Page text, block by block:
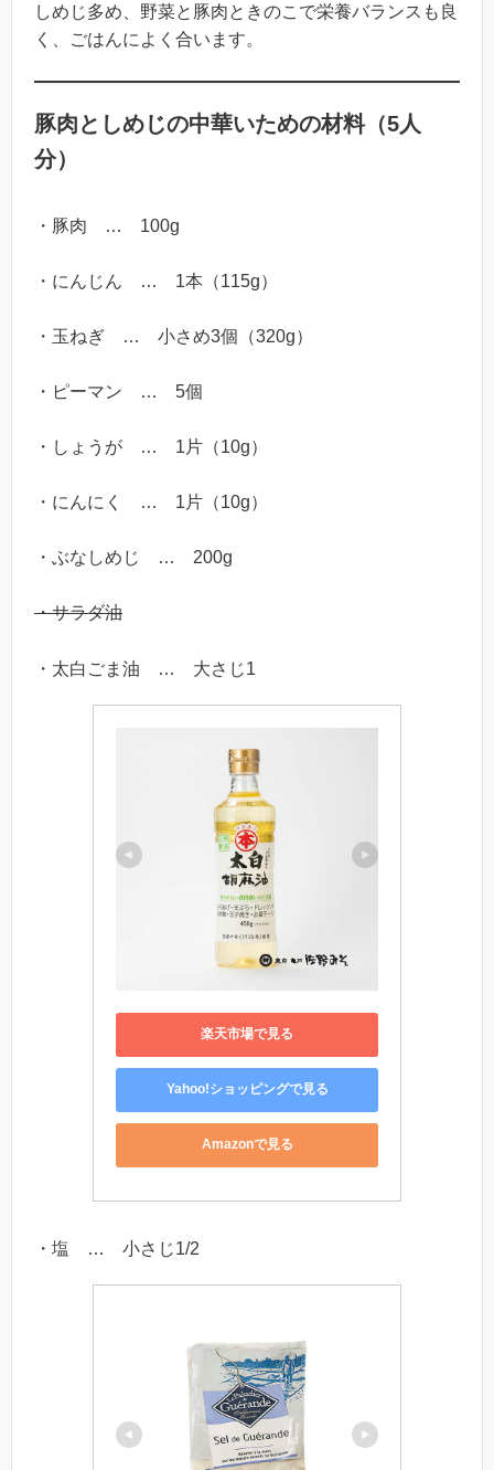
しめじ多め、野菜と豚肉ときのこで栄養バランスも良
く、ごはんによく合います。
豚肉としめじの中華いための材料（5人
分）
・豚肉 … 100g
・にんじん … 1本（115g）
・玉ねぎ … 小さめ3個（320g）
・ピーマン … 5個
・しょうが … 1片（10g）
・にんにく … 1片（10g）
・ぶなしめじ … 200g
・サラダ油
・太白ごま油 … 大さじ1
楽天市場で見る
Yahoo!ショッピングで見る
Amazonで見る
・塩 … 小さじ1/2